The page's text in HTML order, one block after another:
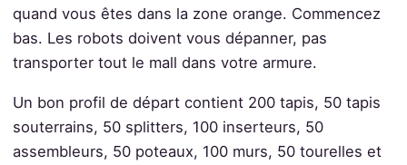
quand vous êtes dans la zone orange. Commencez
bas. Les robots doivent vous dépanner, pas
transporter tout le mall dans votre armure.
Un bon profil de départ contient 200 tapis, 50 tapis
souterrains, 50 splitters, 100 inserteurs, 50
assembleurs, 50 poteaux, 100 murs, 50 tourelles et